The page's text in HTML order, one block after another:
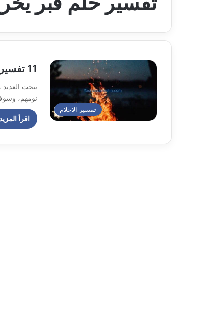
تفسير الاحلام
11 تفسير حلم قبر يحترق ويشعل بشدة في المنام؟
يبحث
نومهم،
اقرأ